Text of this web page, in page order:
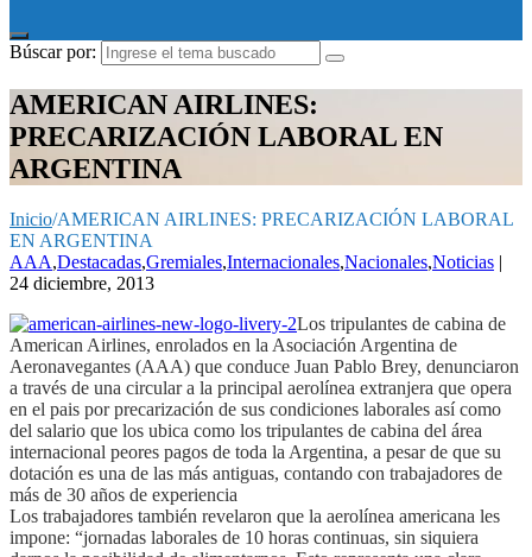
Búscar por:
AMERICAN AIRLINES:
PRECARIZACIÓN LABORAL EN
ARGENTINA
Inicio/AMERICAN AIRLINES: PRECARIZACIÓN LABORAL
EN ARGENTINA
AAA,Destacadas,Gremiales,Internacionales,Nacionales,Noticias |
24 diciembre, 2013
Los tripulantes de cabina de
American Airlines, enrolados en la Asociación Argentina de
Aeronavegantes (AAA) que conduce Juan Pablo Brey, denunciaron
a través de una circular a la principal aerolínea extranjera que opera
en el pais por precarización de sus condiciones laborales así como
del salario que los ubica como los tripulantes de cabina del área
internacional peores pagos de toda la Argentina, a pesar de que su
dotación es una de las más antiguas, contando con trabajadores de
más de 30 años de experiencia
Los trabajadores también revelaron que la aerolínea americana les
impone: “jornadas laborales de 10 horas continuas, sin siquiera